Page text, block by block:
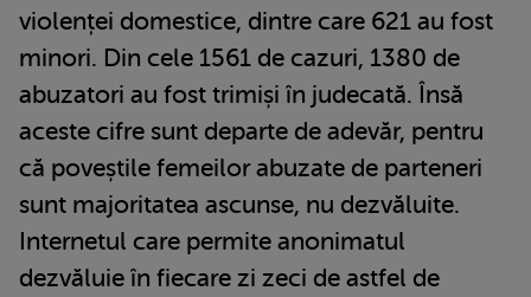
violenței domestice, dintre care 621 au fost
minori. Din cele 1561 de cazuri, 1380 de
abuzatori au fost trimiși în judecată. Însă
aceste cifre sunt departe de adevăr, pentru
că poveștile femeilor abuzate de parteneri
sunt majoritatea ascunse, nu dezvăluite.
Internetul care permite anonimatul
dezvăluie în fiecare zi zeci de astfel de